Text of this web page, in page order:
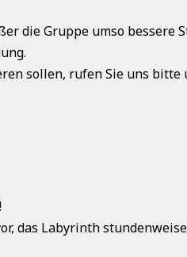
die Gruppe umso bessere
sollen, rufen Sie uns bitte
das Labyrinth